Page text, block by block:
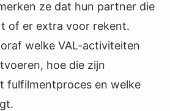
ze dat hun partner die
of er extra voor rekent.
welke VAL-activiteiten
hoe die zijn
fulfilmentproces en welke